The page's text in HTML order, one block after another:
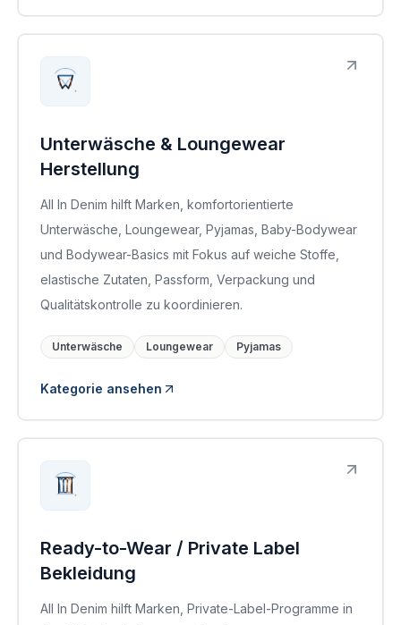
Unterwäsche & Loungewear
Herstellung
All In Denim hilft Marken, komfortorientierte
Unterwäsche, Loungewear, Pyjamas, Baby-Bodywear
und Bodywear-Basics mit Fokus auf weiche Stoffe,
elastische Zutaten, Passform, Verpackung und
Qualitätskontrolle zu koordinieren.
Unterwäsche Loungewear Pyjamas
Kategorie ansehen
Ready-to-Wear / Private Label
Bekleidung
All In Denim hilft Marken, Private-Label-Programme in